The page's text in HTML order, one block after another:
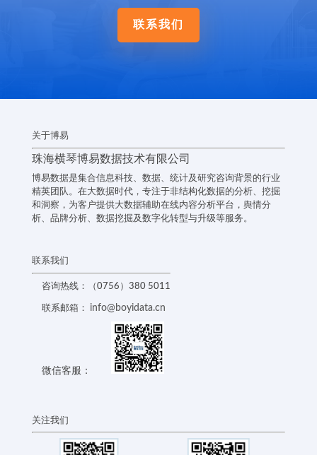
联系我们
关于博易
珠海横琴博易数据技术有限公司
博易数据是集合信息科技、数据、统计及研究咨询背景的行业
精英团队。在大数据时代，专注于非结构化数据的分析、挖掘
和洞察，为客户提供大数据辅助在线内容分析平台，舆情分
析、品牌分析、数据挖掘及数字化转型与升级等服务。
联系我们
咨询热线：（0756）380 5011
联系邮箱： info@boyidata.cn
微信客服：
关注我们